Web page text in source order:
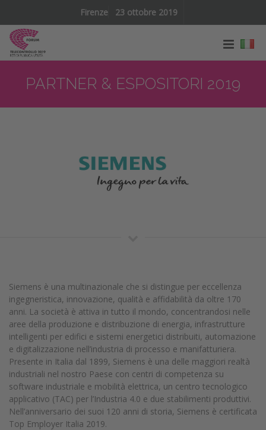
Firenze 23 ottobre 2019
PARTNER & ESPOSITORI 2019
Siemens è una multinazionale che si distingue per eccellenza
ingegneristica, innovazione, qualità e affidabilità da oltre 170
anni. La società è attiva in tutto il mondo, concentrandosi nelle
aree della produzione e distribuzione di energia, infrastrutture
intelligenti per edifici e sistemi energetici distribuiti, automazione
e digitalizzazione nell’industria di processo e manifatturiera.
Presente in Italia dal 1899, Siemens è una delle maggiori realtà
industriali nel nostro Paese con centri di competenza su
software industriale e mobilità elettrica, un centro tecnologico
applicativo (TAC) per l’Industria 4.0 e due stabilimenti produttivi.
Nell’anniversario dei suoi 120 anni di storia, Siemens è certificata
Top Employer Italia 2019.